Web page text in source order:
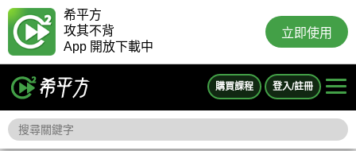
希平方
攻其不背
App 開放下載中
立即使用
購買課程 登入/註冊